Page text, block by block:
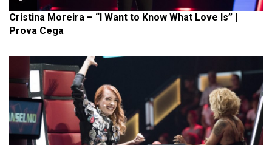
Cristina Moreira – “I Want to Know What Love Is” |
Prova Cega